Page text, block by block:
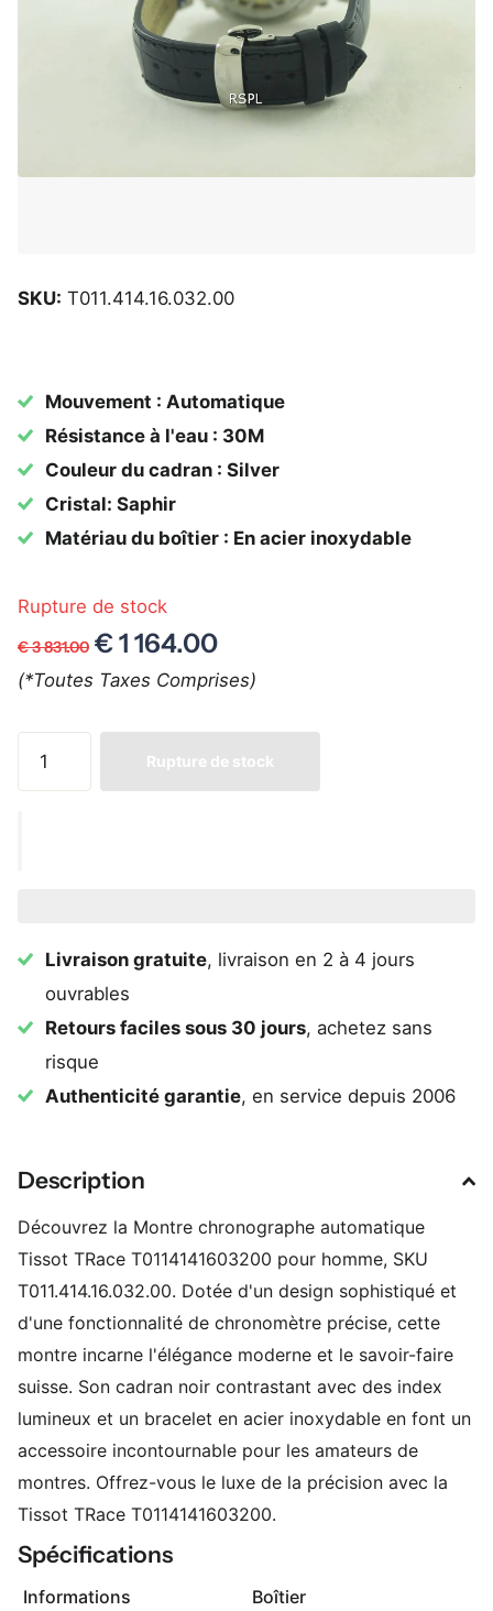
SKU: T011.414.16.032.00
Mouvement : Automatique
Résistance à l'eau : 30M
Couleur du cadran : Silver
Cristal: Saphir
Matériau du boîtier : En acier inoxydable
Rupture de stock
€ 3 831.00 € 1 164.00
(*Toutes Taxes Comprises)
Rupture de stock
Livraison gratuite, livraison en 2 à 4 jours
ouvrables
Retours faciles sous 30 jours, achetez sans
risque
Authenticité garantie, en service depuis 2006
Description
Découvrez la Montre chronographe automatique
Tissot TRace T0114141603200 pour homme, SKU
T011.414.16.032.00. Dotée d'un design sophistiqué et
d'une fonctionnalité de chronomètre précise, cette
montre incarne l'élégance moderne et le savoir-faire
suisse. Son cadran noir contrastant avec des index
lumineux et un bracelet en acier inoxydable en font un
accessoire incontournable pour les amateurs de
montres. Offrez-vous le luxe de la précision avec la
Tissot TRace T0114141603200.
Spécifications
Informations Boîtier